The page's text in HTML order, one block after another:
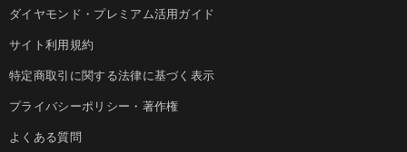
ダイヤモンド・プレミアム活用ガイド
サイト利用規約
特定商取引に関する法律に基づく表示
プライバシーポリシー・著作権
よくある質問